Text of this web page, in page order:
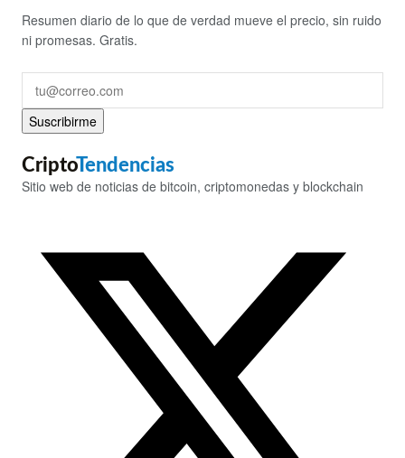
Resumen diario de lo que de verdad mueve el precio, sin ruido
ni promesas. Gratis.
Suscribirme
CriptoTendencias
Sitio web de noticias de bitcoin, criptomonedas y blockchain